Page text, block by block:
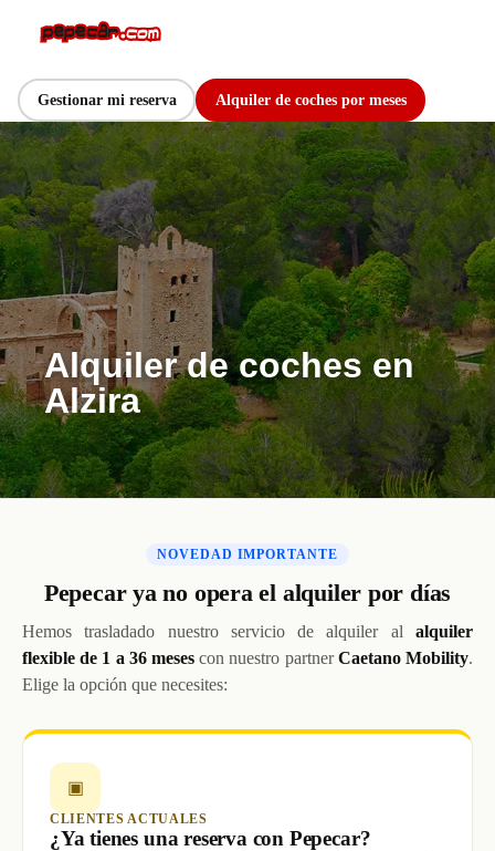
Gestionar mi reserva Alquiler de coches por meses
Alquiler de coches en
Alzira
NOVEDAD IMPORTANTE
Pepecar ya no opera el alquiler por días
Hemos trasladado nuestro servicio de alquiler al alquiler
flexible de 1 a 36 meses con nuestro partnerCaetano Mobility.
Elige la opción que necesites:
▣
CLIENTES ACTUALES
¿Ya tienes una reserva con Pepecar?